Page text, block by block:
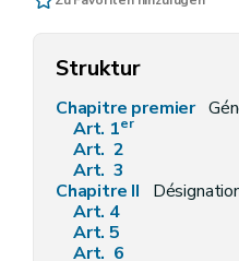
Struktur
Chapitre premier
Art. 1er
Art. 2
Art. 3
Chapitre II
Désignation et
Art. 4
Art. 5
Art. 6